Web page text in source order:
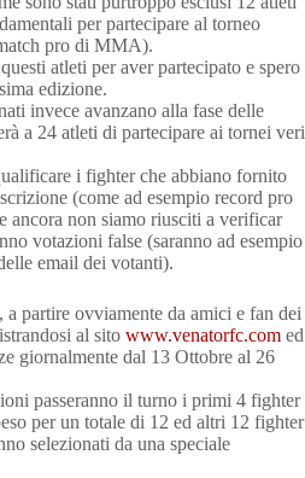
per partecipare al torneo
pro di MMA).
atleti per aver partecipato e spero
edizione.
invece avanzano alla fase delle
a 24 atleti di partecipare ai tornei veri
i fighter che abbiano fornito
(come ad esempio record pro
ancora non siamo riusciti a verificar
votazioni false (saranno ad esempio
email dei votanti).
partire ovviamente da amici e fan dei
al sito www.venatorfc.com ed
giornalmente dal 13 Ottobre al 26
passeranno il turno i primi 4 fighter
per un totale di 12 ed altri 12 fighter
selezionati da una speciale